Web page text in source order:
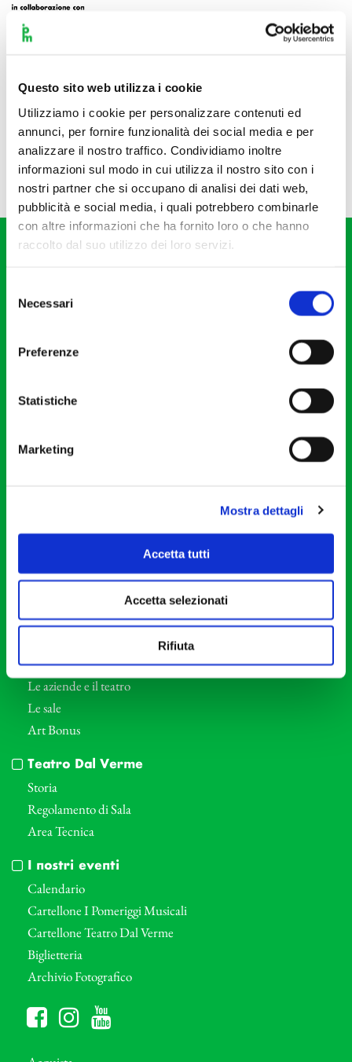
Questo sito web utilizza i cookie
Utilizziamo i cookie per personalizzare contenuti ed
annunci, per fornire funzionalità dei social media e per
analizzare il nostro traffico. Condividiamo inoltre
informazioni sul modo in cui utilizza il nostro sito con i
nostri partner che si occupano di analisi dei dati web,
pubblicità e social media, i quali potrebbero combinarle
con altre informazioni che ha fornito loro o che hanno
raccolto dal suo utilizzo dei loro servizi.
delNecessari
Preferenze
Statistiche
Marketing
Mostra dettagli
Accetta tutti
Accetta selezionati
Rifiuta
Via S. Giovanni sul Muro, 2
Cod. Fisc. 80078650159
Orchestra I Pomeriggi Musicali
Direttore Artistico
Professori d’Orchestra
Eventi Corporate
Le aziende e il teatro
Le sale
Art Bonus
Teatro Dal Verme
Storia
Regolamento di Sala
Area Tecnica
I nostri eventi
Calendario
Cartellone I Pomeriggi Musicali
Cartellone Teatro Dal Verme
Biglietteria
Archivio Fotografico